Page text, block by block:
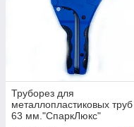
Труборез для
металлопластиковых труб
63 мм."СпаркЛюкс"